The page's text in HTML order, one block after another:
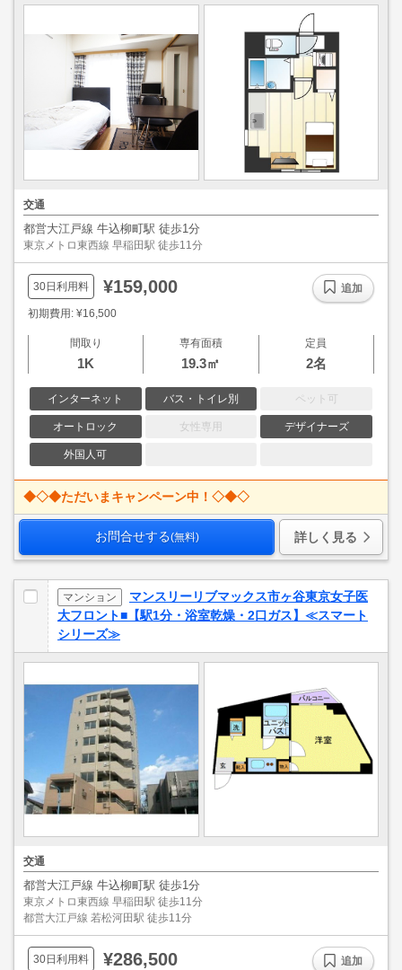
交通
都営大江戸線 牛込柳町駅 徒歩1分
東京メトロ東西線 早稲田駅 徒歩11分
30日利用料 ¥159,000
初期費用: ¥16,500
間取り
1K
専有面積
19.3㎡
定員
2名
インターネット バス・トイレ別 ペット可
オートロック 女性専用 デザイナーズ
外国人可
追加
◆◇◆ただいまキャンペーン中！◇◆◇
お問合せする(無料) 詳しく見る
マンション
マンスリーリブマックス市ヶ谷東京女子医
大フロント■【駅1分・浴室乾燥・2口ガス】≪スマート
シリーズ≫
交通
都営大江戸線 牛込柳町駅 徒歩1分
東京メトロ東西線 早稲田駅 徒歩11分
都営大江戸線 若松河田駅 徒歩11分
30日利用料 ¥286,500 追加